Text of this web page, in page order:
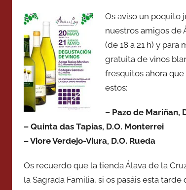
Os aviso un poquito
nuestros amigos de
(de 18 a 21 h) y para
gratuita de vinos
fresquitos ahora
estos:
– Pazo de Mariñan,
– Quinta das Tapias, D.O. Monterrei
– Viore Verdejo-Viura, D.O. Rueda
Os recuerdo que la tienda Álava de la
la Sagrada Familia, si os pasáis esta